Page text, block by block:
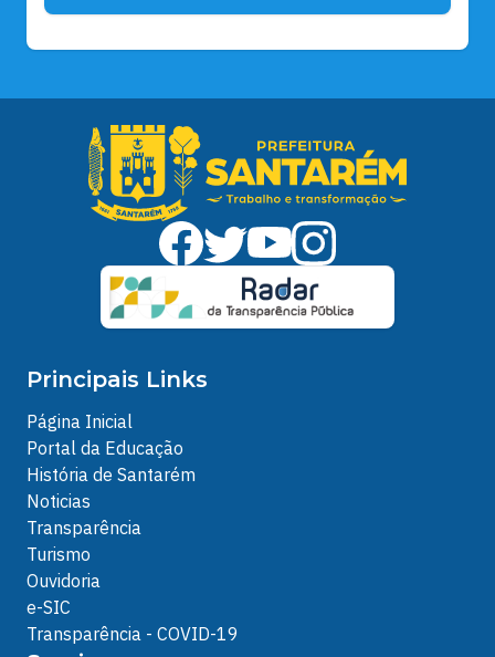
Principais Links
Página Inicial
Portal da Educação
História de Santarém
Noticias
Transparência
Turismo
Ouvidoria
e-SIC
Transparência - COVID-19